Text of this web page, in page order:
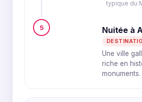
typique du
5 Nuitée à
Une ville
riche en
monuments.